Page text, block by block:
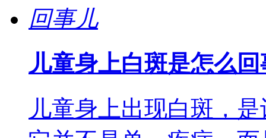
儿童身上白斑是怎么
儿童身上出现白斑，